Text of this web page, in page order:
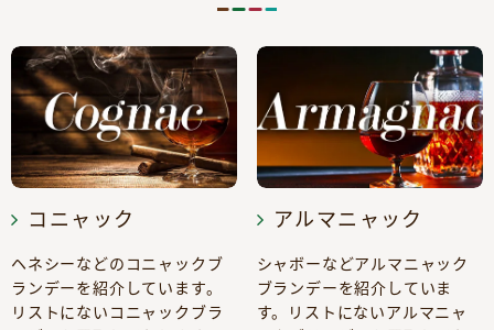
コニャック
ヘネシーなどのコニャックブ
ランデーを紹介しています。
リストにないコニャックブラ
アルマニャック
シャボーなどアルマニャック
ブランデーを紹介していま
す。リストにないアルマニャ